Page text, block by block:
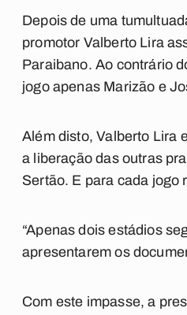
Depois de uma
promotor Valberto Lira
Paraibano. Ao contrário
jogo apenas Marizão e
Além disto, Valberto Lira
a liberação das outras
Sertão. E para cada jogo
“Apenas dois estádios
apresentarem os
Com este impasse, a